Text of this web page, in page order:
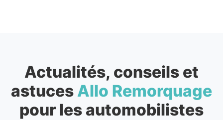
Actualités, conseils et
astuces Allo Remorquage
pour les automobilistes